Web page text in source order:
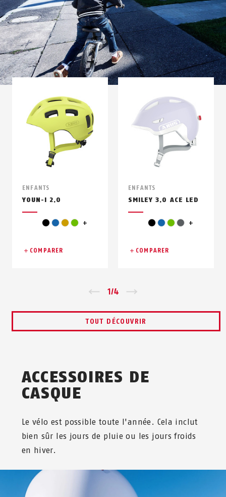
ENFANTS
YOUN-I 2.0
noirbleu
or vert
gris +
COMPARER
ENFANTS
SMILEY 3.0 ACE LED
noirbleuvertgris
vert clair +
COMPARER
Zurück
1/4
TOUT DÉCOUVRIR
ACCESSOIRES DE
CASQUE
Le vélo est possible toute l'année. Cela inclut
bien sûr les jours de pluie ou les jours froids
en hiver.